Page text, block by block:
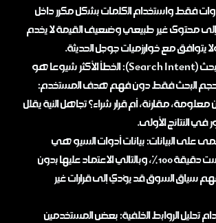
فقط واستخدام الكلمات بشكل مكرر داخل
محتوى غير طبيعي وضعيف القيمة لا يخدم
يتوافق مع خوارزميات جوجل الحديثة.
تجاهل نية البحث (Search Intent): الخطأ الأكثر شيوعا هو
حجم البحث فقط دون فهم هدف المستخدم:
مقارنة، أم قرار شراء؟ تجاهل النية يقلل
النتائج الأولى.
على البيانات: بيانات أدوات السيو هي
تقديرية وليست دقيقة 100%، وبالتالي الاعتماد عليها بدون
سياق السوق قد يؤدي إلى قرارات غير
تحليل الروابط الخلفية: بعض المستخدمين